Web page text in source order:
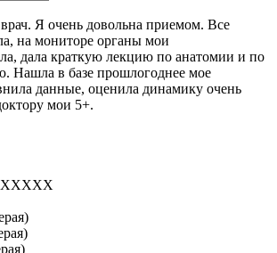
Я очень довольна приемом. Все
на мониторе органы мои
дала краткую лекцию по анатомии и по
Нашла в базе прошлогоднее мое
данные, оценила динамику очень
мои 5+.